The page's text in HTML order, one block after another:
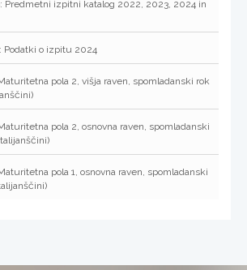
: Predmetni izpitni katalog 2022, 2023, 2024 in
: Podatki o izpitu 2024
pola 2, višja raven, spomladanski rok
pola 2, osnovna raven, spomladanski
pola 1, osnovna raven, spomladanski